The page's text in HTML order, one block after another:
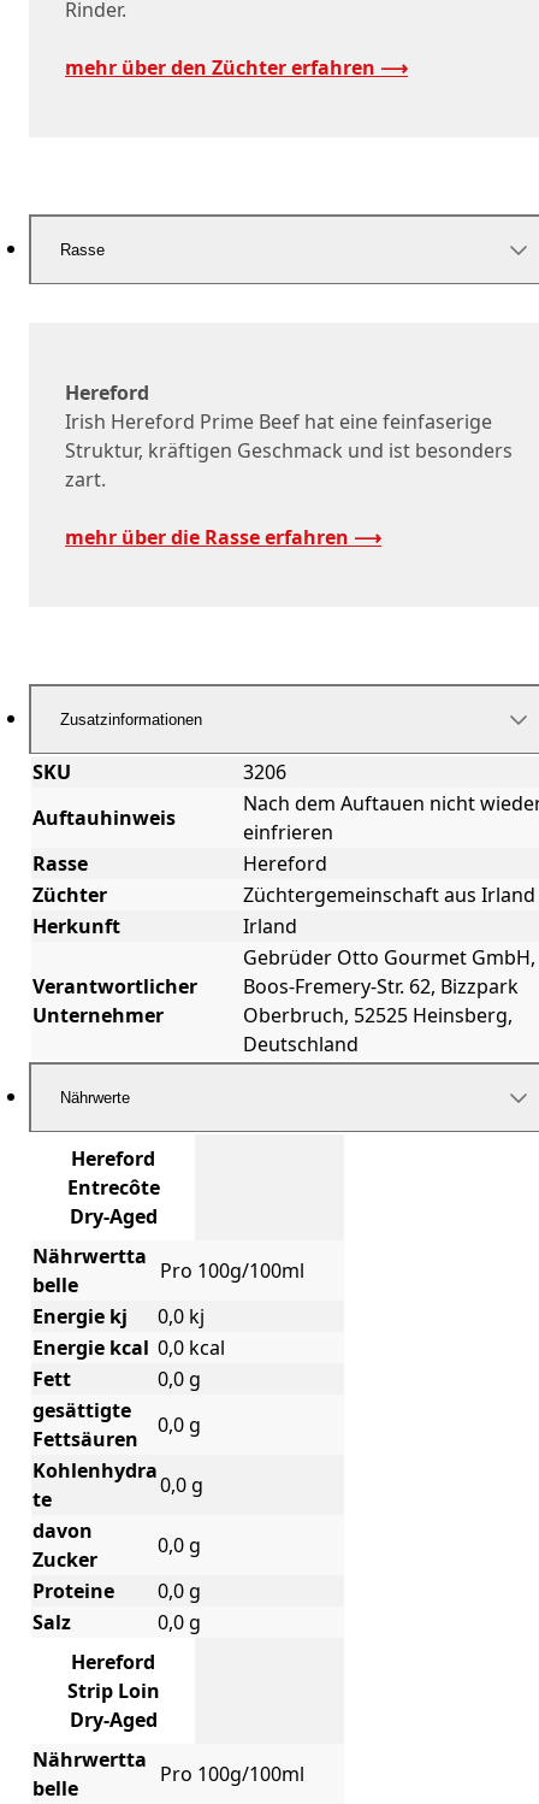
Rinder.
mehr über den Züchter erfahren ⟶
Rasse
Hereford
Irish Hereford Prime Beef hat eine feinfaserige
Struktur, kräftigen Geschmack und ist besonders
zart.
mehr über die Rasse erfahren ⟶
Zusatzinformationen
SKU
3206
Auftauhinweis
Nach dem Auftauen nicht
einfrieren
Rasse
Hereford
Züchter
Züchtergemeinschaft aus Irland
Herkunft
Irland
Verantwortlicher
Unternehmer
Gebrüder Otto Gourmet GmbH,
Boos-Fremery-Str. 62, Bizzpark
Oberbruch, 52525 Heinsberg,
Deutschland
Nährwerte
Hereford
Entrecôte
Dry-Aged
Nährwertta
belle
Pro 100g/100ml
Energie kj
0,0 kj
Energie kcal 0,0 kcal
Fett
0,0 g
gesättigte
Fettsäuren
0,0 g
Kohlenhydra
te
0,0 g
davon
Zucker
0,0 g
Proteine
0,0 g
Salz
0,0 g
Hereford
Strip Loin
Dry-Aged
Nährwertta
belle
Pro 100g/100ml